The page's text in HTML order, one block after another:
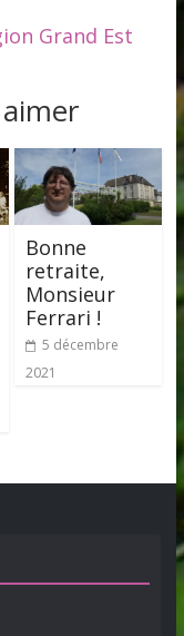
Grand Est
Bonne
retraite,
Monsieur
Ferrari !
5 décembre
2021